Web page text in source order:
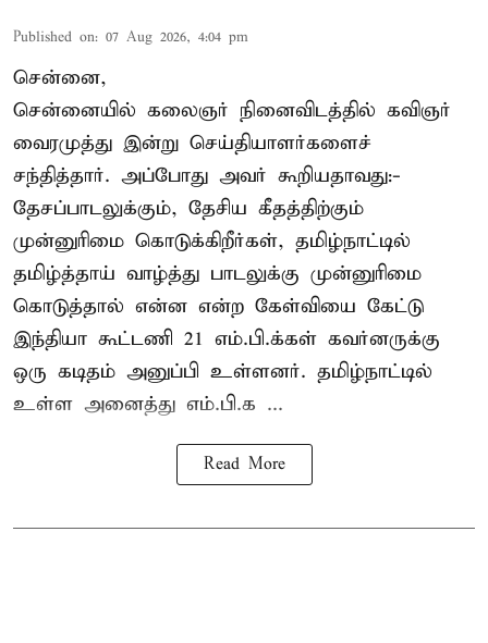
Published on: 07 Aug 2026, 4:04 pm
சென்னை,
சென்னையில் கலைஞர் நினைவிடத்தில் கவிஞர்
வைரமுத்து இன்று செய்தியாளர்களைச்
சந்தித்தார். அப்போது அவர் கூறியதாவது:-
தேசப்பாடலுக்கும், தேசிய கீதத்திற்கும்
முன்னுரிமை கொடுக்கிறீர்கள், தமிழ்நாட்டில்
தமிழ்த்தாய் வாழ்த்து பாடலுக்கு முன்னுரிமை
கொடுத்தால் என்ன என்ற கேள்வியை கேட்டு
இந்தியா கூட்டணி 21 எம்.பி.க்கள் கவர்னருக்கு
ஒரு கடிதம் அனுப்பி உள்ளனர். தமிழ்நாட்டில்
உள்ள அனைத்து எம்.பி.க ...
Read More